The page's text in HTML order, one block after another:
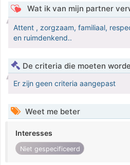
Wat ik van mijn partner
Attent , zorgzaam, familiaal,
en ruimdenkend..
De criteria die moeten
Er zijn geen criteria aangepast
Weet me beter
Interesses
Niet gespecificeerd